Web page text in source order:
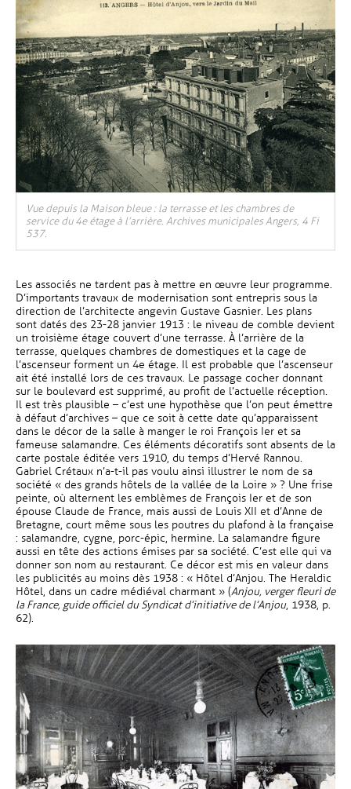
Vue depuis la Maison bleue : la terrasse et les chambres de
service du 4e étage à l’arrière. Archives municipales Angers, 4 Fi
537.
Les associés ne tardent pas à mettre en œuvre leur programme.
D’importants travaux de modernisation sont entrepris sous la
direction de l’architecte angevin Gustave Gasnier. Les plans
sont datés des 23-28 janvier 1913 : le niveau de comble devient
un troisième étage couvert d’une terrasse. À l’arrière de la
terrasse, quelques chambres de domestiques et la cage de
l’ascenseur forment un 4e étage. Il est probable que l’ascenseur
ait été installé lors de ces travaux. Le passage cocher donnant
sur le boulevard est supprimé, au profit de l’actuelle réception.
Il est très plausible – c’est une hypothèse que l’on peut émettre
à défaut d’archives – que ce soit à cette date qu’apparaissent
dans le décor de la salle à manger le roi François Ier et sa
fameuse salamandre. Ces éléments décoratifs sont absents de la
carte postale éditée vers 1910, du temps d’Hervé Rannou.
Gabriel Crétaux n’a-t-il pas voulu ainsi illustrer le nom de sa
société « des grands hôtels de la vallée de la Loire » ? Une frise
peinte, où alternent les emblèmes de François Ier et de son
épouse Claude de France, mais aussi de Louis XII et d’Anne de
Bretagne, court même sous les poutres du plafond à la française
: salamandre, cygne, porc-épic, hermine. La salamandre figure
aussi en tête des actions émises par sa société. C’est elle qui va
donner son nom au restaurant. Ce décor est mis en valeur dans
les publicités au moins dès 1938 : « Hôtel d’Anjou. The Heraldic
Hôtel, dans un cadre médiéval charmant » (Anjou, verger fleuri de
la France, guide officiel du Syndicat d’initiative de l’Anjou, 1938, p.
62).